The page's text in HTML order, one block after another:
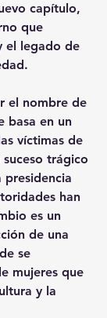
capítulo,
que
el legado de
el nombre de
basa en un
víctimas de
suceso trágico
han
es un
de una
se
mujeres que
y la